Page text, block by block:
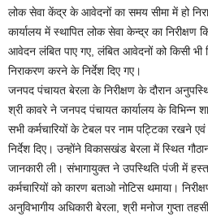
लोक सेवा केंद्र के आवेदनों का समय सीमा में हो
कार्यालय में स्थापित लोक सेवा केन्द्र का निरीक्षण
आवेदन लंबित पाए गए, लंबित आवेदनों को किसी भी
निराकरण करने के निर्देश दिए गए।
जनपद पंचायत बेरला के निरीक्षण के दौरान
श्री कावरे ने जनपद पंचायत कार्यालय के विभिन्न
सभी कर्मचारियों के टेबल पर नाम पट्टिका रखने
निर्देश दिए। उन्होंने विकासखंड बेरला में स्थित
जानकारी ली। संभागायुक्त ने उपस्थिति पंजी में
कर्मचारियों को कारण बताओ नोटिस थमाया।
अनुविभागीय अधिकारी बेरला, श्री मनोज गुप्ता